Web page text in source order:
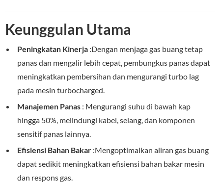
Keunggulan Utama
Peningkatan Kinerja :Dengan menjaga gas buang tetap
panas dan mengalir lebih cepat, pembungkus panas dapat
meningkatkan pembersihan dan mengurangi turbo lag
pada mesin turbocharged.
Manajemen Panas : Mengurangi suhu di bawah kap
hingga 50%, melindungi kabel, selang, dan komponen
sensitif panas lainnya.
Efisiensi Bahan Bakar :Mengoptimalkan aliran gas buang
dapat sedikit meningkatkan efisiensi bahan bakar mesin
dan respons gas.